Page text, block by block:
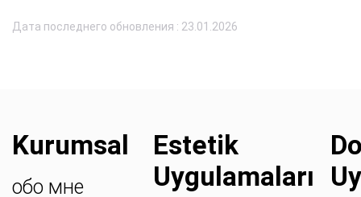
Дата последнего обновления : 23.01.2026
Kurumsal
обо мне
Estetik
Uygulamaları